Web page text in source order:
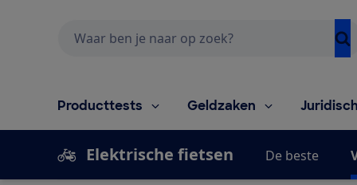
Producttests Geldzaken
Elektrische fietsen De beste